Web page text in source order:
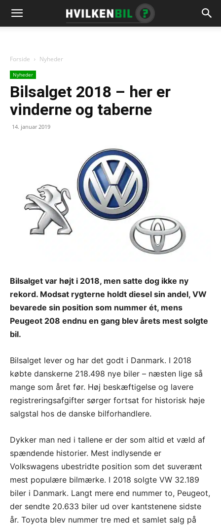
Forside Nyheder
Nyheder
Bilsalget 2018 – her er
vinderne og taberne
14. januar 2019
Bilsalget var højt i 2018, men satte dog ikke ny
rekord. Modsat rygterne holdt diesel sin andel, VW
bevarede sin position som nummer ét, mens
Peugeot 208 endnu en gang blev årets mest solgte
bil.
Bilsalget lever og har det godt i Danmark. I 2018
købte danskerne 218.498 nye biler – næsten lige så
mange som året før. Høj beskæftigelse og lavere
registreringsafgifter sørger fortsat for historisk høje
salgstal hos de danske bilforhandlere.
Dykker man ned i tallene er der som altid et væld af
spændende historier. Mest indlysende er
Volkswagens ubestridte position som det suverænt
mest populære bilmærke. I 2018 solgte VW 32.189
biler i Danmark. Langt mere end nummer to, Peugeot,
der sendte 20.633 biler ud over kantstenene sidste
år. Toyota blev nummer tre med et samlet salg på